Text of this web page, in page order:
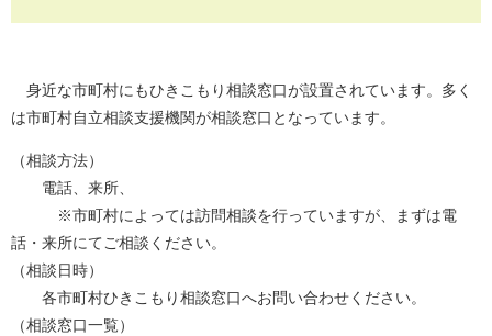
身近な市町村にもひきこもり相談窓口が設置されています。多く
は市町村自立相談支援機関が相談窓口となっています。
（相談方法）
電話、来所、
※市町村によっては訪問相談を行っていますが、まずは電
話・来所にてご相談ください。
（相談日時）
各市町村ひきこもり相談窓口へお問い合わせください。
（相談窓口一覧）